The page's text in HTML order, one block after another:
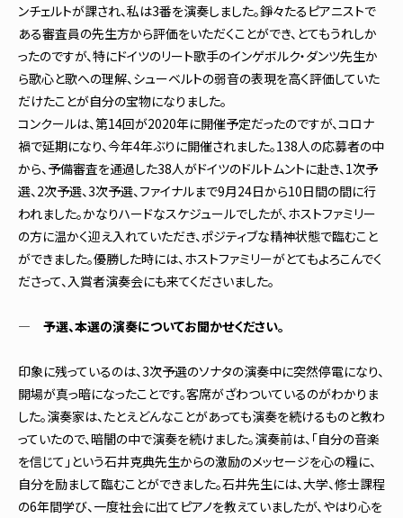
ンチェルトが課され、私は3番を演奏しました。錚々たるピアニストで
ある審査員の先生方から評価をいただくことができ、とてもうれしか
ったのですが、特にドイツのリート歌手のインゲボルク・ダンツ先生か
ら歌心と歌への理解、シューベルトの弱音の表現を高く評価していた
だけたことが自分の宝物になりました。
コンクールは、第14回が2020年に開催予定だったのですが、コロナ
禍で延期になり、今年4年ぶりに開催されました。138人の応募者の中
から、予備審査を通過した38人がドイツのドルトムントに赴き、1次予
選、2次予選、3次予選、ファイナルまで9月24日から10日間の間に行
われました。かなりハードなスケジュールでしたが、ホストファミリー
の方に温かく迎え入れていただき、ポジティブな精神状態で臨むこと
ができました。優勝した時には、ホストファミリーがとてもよろこんでく
ださって、入賞者演奏会にも来てくださいました。
― 予選、本選の演奏についてお聞かせください。
印象に残っているのは、3次予選のソナタの演奏中に突然停電になり、
開場が真っ暗になったことです。客席がざわついているのがわかりま
した。演奏家は、たとえどんなことがあっても演奏を続けるものと教わ
っていたので、暗闇の中で演奏を続けました。演奏前は、「自分の音楽
を信じて」という石井克典先生からの激励のメッセージを心の糧に、
自分を励まして臨むことができました。石井先生には、大学、修士課程
の6年間学び、一度社会に出てピアノを教えていましたが、やはり心を